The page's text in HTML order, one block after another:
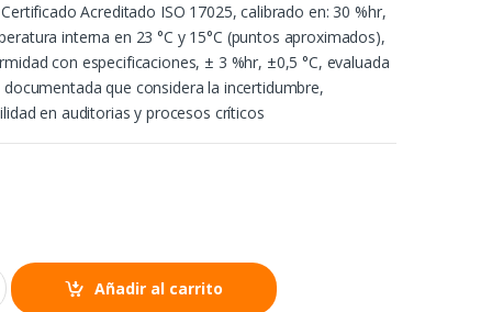
Acreditado ISO 17025, calibrado en: 30 %hr,
interna en 23 °C y 15°C (puntos aproximados),
con especificaciones, ± 3 %hr, ±0,5 °C, evaluada
que considera la incertidumbre,
en auditorias y procesos críticos
Añadir al carrito